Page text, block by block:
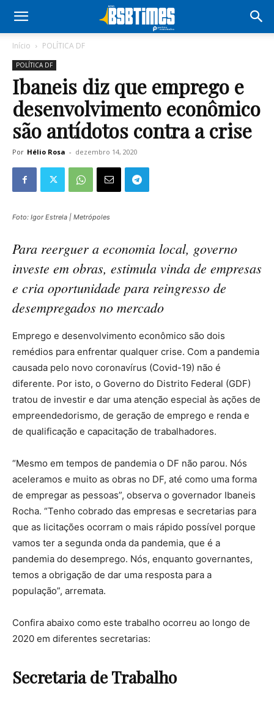
Início POLÍTICA DF
POLÍTICA DF
Ibaneis diz que emprego e
desenvolvimento econômico
são antídotos contra a crise
Por Hélio Rosa - dezembro 14, 2020
Foto: Igor Estrela | Metrópoles
Para reerguer a economia local, governo
investe em obras, estimula vinda de empresas
e cria oportunidade para reingresso de
desempregados no mercado
Emprego e desenvolvimento econômico são dois
remédios para enfrentar qualquer crise. Com a pandemia
causada pelo novo coronavírus (Covid-19) não é
diferente. Por isto, o Governo do Distrito Federal (GDF)
tratou de investir e dar uma atenção especial às ações de
empreendedorismo, de geração de emprego e renda e
de qualificação e capacitação de trabalhadores.
“Mesmo em tempos de pandemia o DF não parou. Nós
aceleramos e muito as obras no DF, até como uma forma
de empregar as pessoas”, observa o governador Ibaneis
Rocha. “Tenho cobrado das empresas e secretarias para
que as licitações ocorram o mais rápido possível porque
vamos ter a segunda onda da pandemia, que é a
pandemia do desemprego. Nós, enquanto governantes,
temos a obrigação de dar uma resposta para a
população”, arremata.
Confira abaixo como este trabalho ocorreu ao longo de
2020 em diferentes secretarias:
Secretaria de Trabalho